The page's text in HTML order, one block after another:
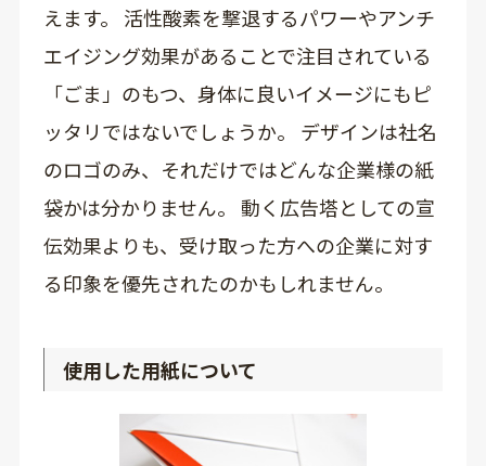
えます。 活性酸素を撃退するパワーやアンチ
エイジング効果があることで注目されている
「ごま」のもつ、身体に良いイメージにもピ
ッタリではないでしょうか。 デザインは社名
のロゴのみ、それだけではどんな企業様の紙
袋かは分かりません。 動く広告塔としての宣
伝効果よりも、受け取った方への企業に対す
る印象を優先されたのかもしれません。
使用した用紙について